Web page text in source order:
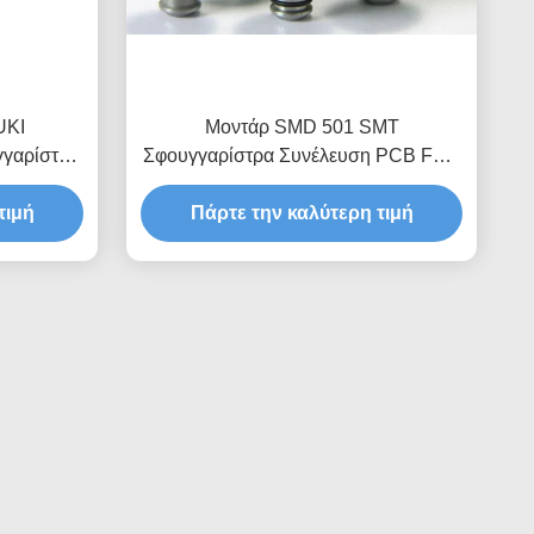
SMT
Μοντάρ SMD 501 SMT
Σφουγγαρίστρα Συνέλευση PCB FUJI
Nxt Σφουγγαρίστρα
Πάρτε την καλύτερη τιμή